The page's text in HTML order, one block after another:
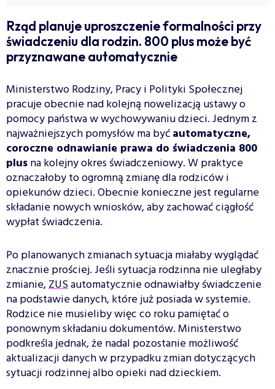
Rząd planuje uproszczenie formalności przy
świadczeniu dla rodzin. 800 plus może być
przyznawane automatycznie
Ministerstwo Rodziny, Pracy i Polityki Społecznej
pracuje obecnie nad kolejną nowelizacją ustawy o
pomocy państwa w wychowywaniu dzieci. Jednym z
najważniejszych pomysłów ma byćautomatyczne,
coroczne odnawianie prawa do świadczenia 800
plusna kolejny okres świadczeniowy. W praktyce
oznaczałoby to ogromną zmianę dla rodziców i
opiekunów dzieci. Obecnie konieczne jest regularne
składanie nowych wniosków, aby zachować ciągłość
wypłat świadczenia.
Po planowanych zmianach sytuacja miałaby wyglądać
znacznie prościej. Jeśli sytuacja rodzinna nie uległaby
zmianie,ZUSautomatycznie odnawiałby świadczenie
na podstawie danych, które już posiada w systemie.
Rodzice nie musieliby więc co roku pamiętać o
ponownym składaniu dokumentów. Ministerstwo
podkreśla jednak, że nadal pozostanie możliwość
aktualizacji danych w przypadku zmian dotyczących
sytuacji rodzinnej albo opieki nad dzieckiem.